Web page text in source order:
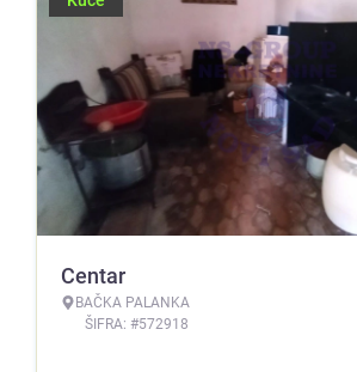
Centar
BAČKA PALANKA
ŠIFRA: #572918